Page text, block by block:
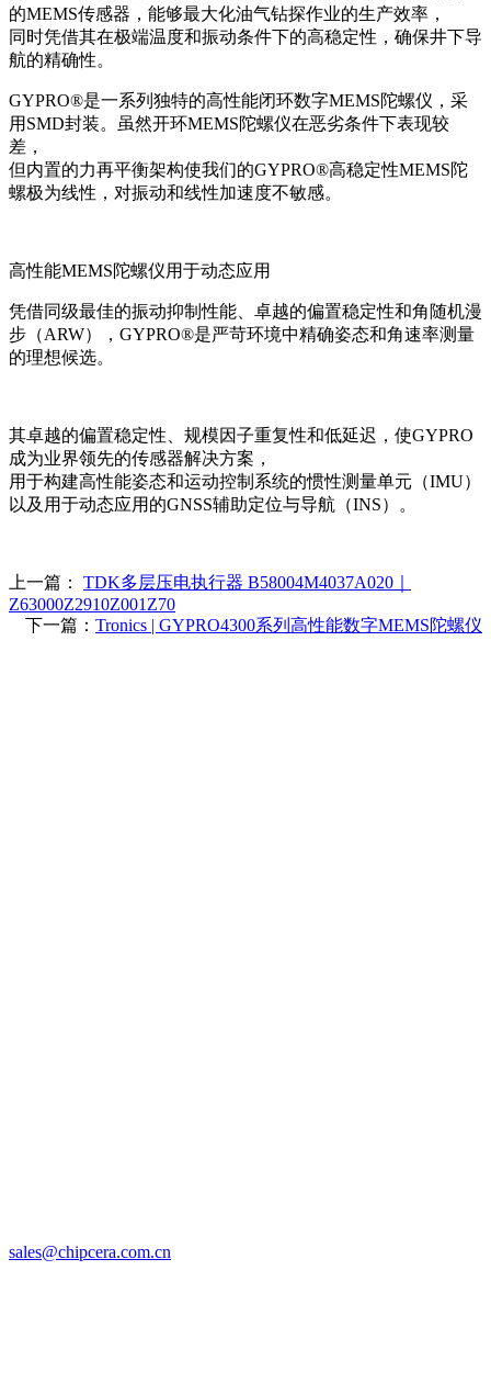
的MEMS传感器，能够最大化油气钻探作业的生产效率，
同时凭借其在极端温度和振动条件下的高稳定性，确保井下导
航的精确性。
GYPRO®是一系列独特的高性能闭环数字MEMS陀螺仪，采
用SMD封装。虽然开环MEMS陀螺仪在恶劣条件下表现较
差，
但内置的力再平衡架构使我们的GYPRO®高稳定性MEMS陀
螺极为线性，对振动和线性加速度不敏感。
高性能MEMS陀螺仪用于动态应用
凭借同级最佳的振动抑制性能、卓越的偏置稳定性和角随机漫
步（ARW），GYPRO®是严苛环境中精确姿态和角速率测量
的理想候选。
其卓越的偏置稳定性、规模因子重复性和低延迟，使GYPRO
成为业界领先的传感器解决方案，
用于构建高性能姿态和运动控制系统的惯性测量单元（IMU）
以及用于动态应用的GNSS辅助定位与导航（INS）。
上一篇： TDK多层压电执行器 B58004M4037A020｜
Z63000Z2910Z001Z70
下一篇： Tronics | GYPRO4300系列高性能数字MEMS陀螺仪
sales@chipcera.com.cn